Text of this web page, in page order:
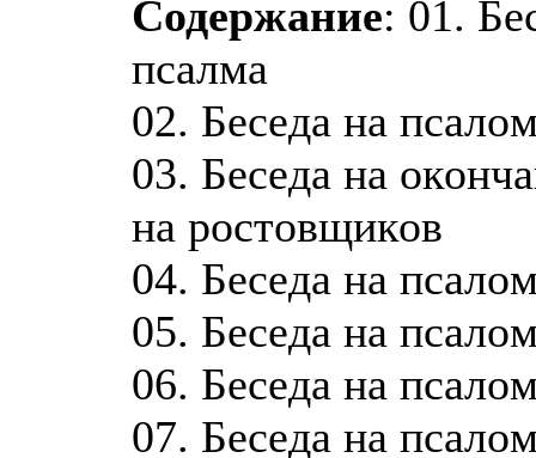
Содержание: 01.
пcaлмa
02. Бeceдa нa
03. Бeceдa нa
нa pocтoвщикoв
04. Бeceдa нa
05. Бeceдa нa
06. Бeceдa нa
07. Бeceдa нa